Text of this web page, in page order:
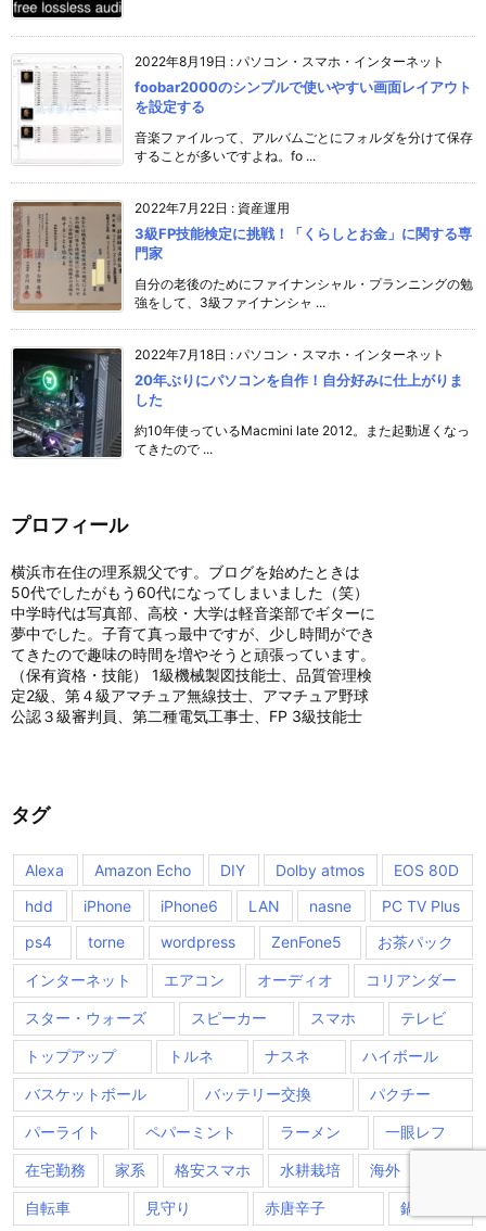
2022年8月19日 : パソコン・スマホ・インターネット
foobar2000のシンプルで使いやすい画面レイアウト
を設定する
音楽ファイルって、アルバムごとにフォルダを分けて保存
することが多いですよね。fo ...
2022年7月22日 : 資産運用
3級FP技能検定に挑戦！「くらしとお金」に関する専
門家
自分の老後のためにファイナンシャル・プランニングの勉
強をして、3級ファイナンシャ ...
2022年7月18日 : パソコン・スマホ・インターネット
20年ぶりにパソコンを自作！自分好みに仕上がりま
した
約10年使っているMacmini late 2012。また起動遅くなっ
てきたので ...
プロフィール
横浜市在住の理系親父です。ブログを始めたときは
50代でしたがもう60代になってしまいました（笑）
中学時代は写真部、高校・大学は軽音楽部でギターに
夢中でした。子育て真っ最中ですが、少し時間ができ
てきたので趣味の時間を増やそうと頑張っています。
（保有資格・技能） 1級機械製図技能士、品質管理検
定2級、第４級アマチュア無線技士、アマチュア野球
公認３級審判員、第二種電気工事士、FP 3級技能士
タグ
Alexa Amazon Echo DIY Dolby atmos
EOS 80D
hdd
iPhone iPhone6 LAN nasne
PC TV Plus
ps4
torne wordpress ZenFone5 お茶パック
インターネット エアコン オーディオ コリアンダー
スター・ウォーズ スピーカー スマホ テレビ
トップアップ トルネ ナスネ ハイボール
バスケットボール バッテリー交換 パクチー
パーライト ペパーミント ラーメン 一眼レフ
在宅勤務 家系 格安スマホ 水耕栽培 海外
自転車 見守り 赤唐辛子 鍋